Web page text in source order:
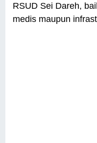
RSUD Sei Dareh,
medis maupun